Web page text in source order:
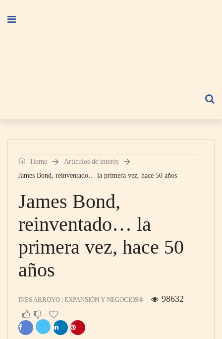
Home
Artículos de interés
James Bond, reinventado… la primera vez, hace 50 años
James Bond,
reinventado… la
primera vez, hace 50
años
INES ARROYO | EXPANSIÓN Y NEGOCIOS® 98632